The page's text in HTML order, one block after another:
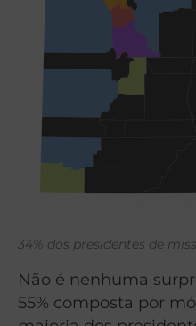
34% dos presidentes de
Não é nenhuma
55% composta por